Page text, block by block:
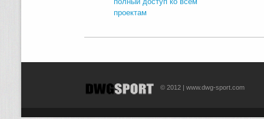
проектам
© 2012 | www.dwg-sport.com